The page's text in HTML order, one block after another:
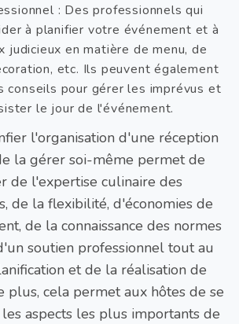
: Des professionnels qui
à planifier votre événement et à
judicieux en matière de menu, de
etc. Ils peuvent également
conseils pour gérer les imprévus et
le jour de l'événement.
l'organisation d'une réception
la gérer soi-même permet de
de l'expertise culinaire des
de la flexibilité, d'économies de
de la connaissance des normes
soutien professionnel tout au
et de la réalisation de
plus, cela permet aux hôtes de se
aspects les plus importants de